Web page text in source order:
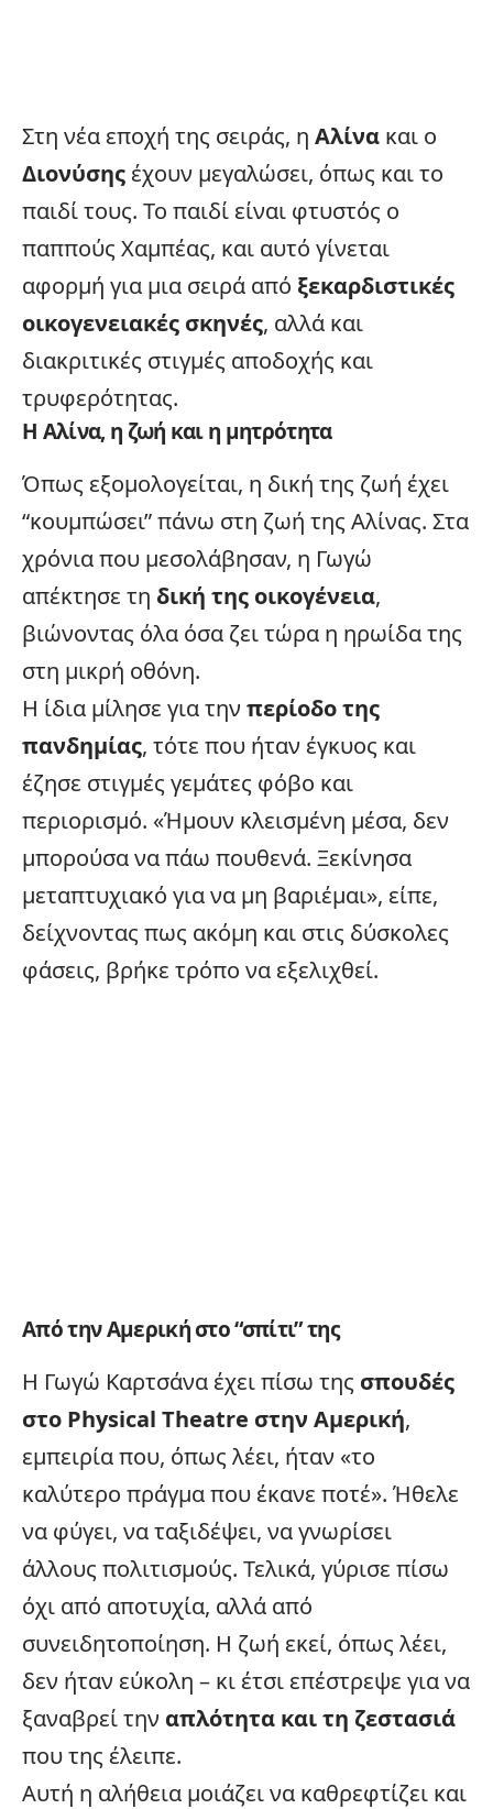
Στη νέα εποχή της σειράς, η Αλίνα και ο
Διονύσης έχουν μεγαλώσει, όπως και το
παιδί τους. Το παιδί είναι φτυστός ο
παππούς Χαμπέας, και αυτό γίνεται
αφορμή για μια σειρά από ξεκαρδιστικές
οικογενειακές σκηνές, αλλά και
διακριτικές στιγμές αποδοχής και
τρυφερότητας.
Η Αλίνα, η ζωή και η μητρότητα
Όπως εξομολογείται, η δική της ζωή έχει
“κουμπώσει” πάνω στη ζωή της Αλίνας. Στα
χρόνια που μεσολάβησαν, η Γωγώ
απέκτησε τη δική της οικογένεια,
βιώνοντας όλα όσα ζει τώρα η ηρωίδα της
στη μικρή οθόνη.
Η ίδια μίλησε για την περίοδο της
πανδημίας, τότε που ήταν έγκυος και
έζησε στιγμές γεμάτες φόβο και
περιορισμό. «Ήμουν κλεισμένη μέσα, δεν
μπορούσα να πάω πουθενά. Ξεκίνησα
μεταπτυχιακό για να μη βαριέμαι», είπε,
δείχνοντας πως ακόμη και στις δύσκολες
φάσεις, βρήκε τρόπο να εξελιχθεί.
Από την Αμερική στο “σπίτι” της
Η Γωγώ Καρτσάνα έχει πίσω της σπουδές
στο Physical Theatre στην Αμερική,
εμπειρία που, όπως λέει, ήταν «το
καλύτερο πράγμα που έκανε ποτέ». Ήθελε
να φύγει, να ταξιδέψει, να γνωρίσει
άλλους πολιτισμούς. Τελικά, γύρισε πίσω
όχι από αποτυχία, αλλά από
συνειδητοποίηση. Η ζωή εκεί, όπως λέει,
δεν ήταν εύκολη – κι έτσι επέστρεψε για να
ξαναβρεί την απλότητα και τη ζεστασιά
που της έλειπε.
Αυτή η αλήθεια μοιάζει να καθρεφτίζει και